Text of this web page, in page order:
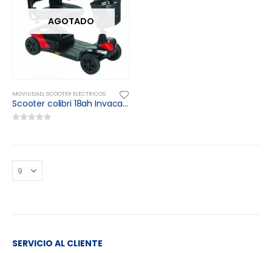
AGOTADO
MOVILIDAD,SCOOTER ELÉCTRICOS
Scooter colibri 18ah Invacare
SERVICIO AL CLIENTE